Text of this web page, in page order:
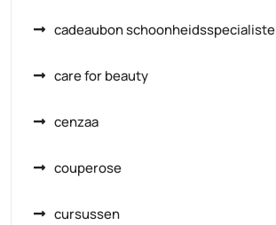
cadeaubon schoonheidsspecialiste
care for beauty
cenzaa
couperose
cursussen